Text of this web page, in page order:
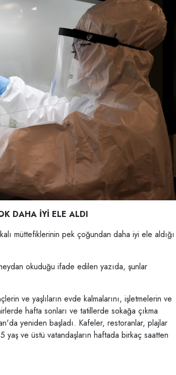
DAHA İYİ ELE ALDI
müttefiklerinin pek çoğundan daha iyi ele aldığı
okuduğu ifade edilen yazıda, şunlar
ve yaşlıların evde kalmalarını, işletmelerin ve
hafta sonları ve tatillerde sokağa çıkma
yeniden başladı. Kafeler, restoranlar, plajlar
ve üstü vatandaşların haftada birkaç saatten